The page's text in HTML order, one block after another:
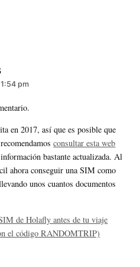
dice:
pm
en 2017, así que es posible que
consultar esta web
bastante actualizada. Al
ahora conseguir una SIM como
unos cuantos documentos
de Holafly antes de tu viaje
el código RANDOMTRIP)